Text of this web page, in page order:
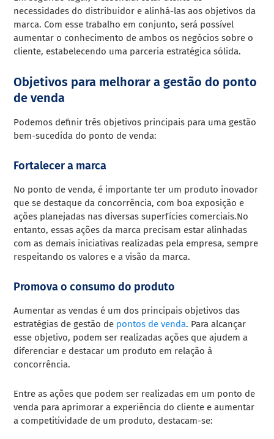
necessidades do distribuidor e alinhá-las aos objetivos da
marca. Com esse trabalho em conjunto, será possível
aumentar o conhecimento de ambos os negócios sobre o
cliente, estabelecendo uma parceria estratégica sólida.
Objetivos para melhorar a gestão do ponto
de venda
Podemos definir três objetivos principais para uma gestão
bem-sucedida do ponto de venda:
Fortalecer a marca
No ponto de venda, é importante ter um produto inovador
que se destaque da concorrência, com boa exposição e
ações planejadas nas diversas superfícies comerciais.No
entanto, essas ações da marca precisam estar alinhadas
com as demais iniciativas realizadas pela empresa, sempre
respeitando os valores e a visão da marca.
Promova o consumo do produto
Aumentar as vendas é um dos principais objetivos das
estratégias de gestão de pontos de venda. Para alcançar
esse objetivo, podem ser realizadas ações que ajudem a
diferenciar e destacar um produto em relação à
concorrência.
Entre as ações que podem ser realizadas em um ponto de
venda para aprimorar a experiência do cliente e aumentar
a competitividade de um produto, destacam-se: